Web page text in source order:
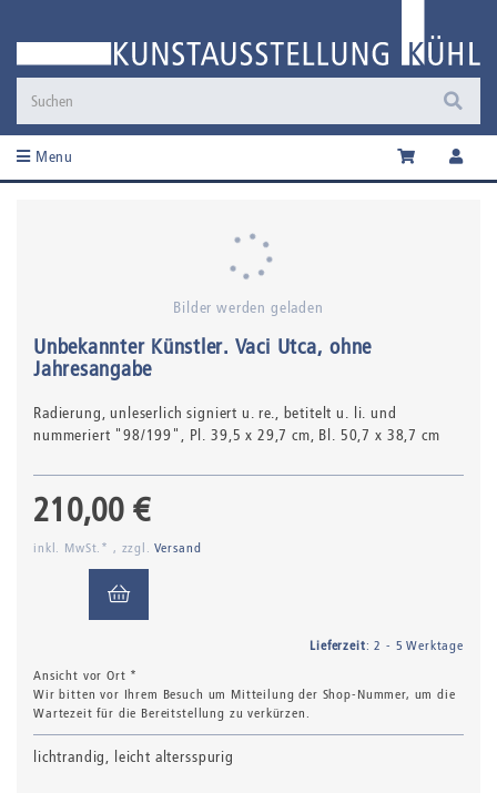
Menu
Bilder werden geladen
Unbekannter Künstler. Vaci Utca, ohne
Jahresangabe
Radierung,unleserlich signiert u. re., betitelt u. li. und
nummeriert "98/199" , Pl. 39,5 x 29,7 cm, Bl. 50,7 x 38,7 cm
210,00 €
inkl. MwSt.* , zzgl. Versand
Lieferzeit: 2 - 5 Werktage
Ansicht vor Ort *
Wir bitten vor Ihrem Besuch um Mitteilung der Shop-Nummer, um die
Wartezeit für die Bereitstellung zu verkürzen.
lichtrandig, leicht altersspurig